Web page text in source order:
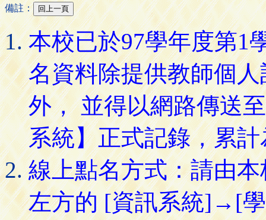
備註：
本校已於97學年度第1
名資料除提供教師個
外， 並得以網路傳送
系統】正式記錄，累
線上點名方式：請由
左方的 [資訊系統]→[